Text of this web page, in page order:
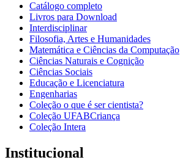
Catálogo completo
Livros para Download
Interdisciplinar
Filosofia, Artes e Humanidades
Matemática e Ciências da Computação
Ciências Naturais e Cognição
Ciências Sociais
Educação e Licenciatura
Engenharias
Coleção o que é ser cientista?
Coleção UFABCriança
Coleção Intera
Institucional